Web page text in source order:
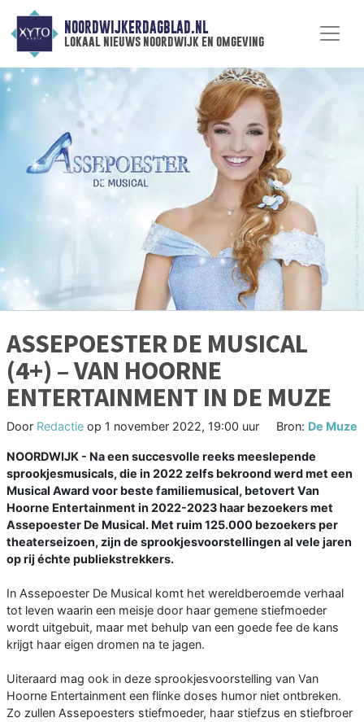
NOORDWIJKERDAGBLAD.NL
lokaal nieuws noordwijk en omgeving
ASSEPOESTER DE MUSICAL
(4+) – VAN HOORNE
ENTERTAINMENT IN DE MUZE
Door Redactie op 1 november 2022, 19:00 uur Bron: De Muze
NOORDWIJK - Na een succesvolle reeks meeslepende
sprookjesmusicals, die in 2022 zelfs bekroond werd met een
Musical Award voor beste familiemusical, betovert Van
Hoorne Entertainment in 2022-2023 haar bezoekers met
Assepoester De Musical. Met ruim 125.000 bezoekers per
theaterseizoen, zijn de sprookjesvoorstellingen al vele jaren
op rij échte publiekstrekkers.
In Assepoester De Musical komt het wereldberoemde verhaal
tot leven waarin een meisje door haar gemene stiefmoeder
wordt uitgebuit, maar met behulp van een goede fee de kans
krijgt haar eigen dromen na te jagen.
Uiteraard mag ook in deze sprookjesvoorstelling van Van
Hoorne Entertainment een flinke doses humor niet ontbreken.
Zo zullen Assepoesters stiefmoeder, haar stiefzus en stiefbroer